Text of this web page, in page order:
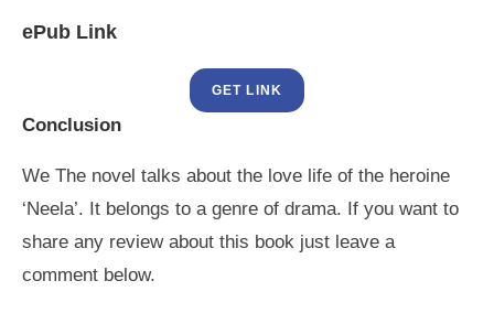
ePub Link
GET LINK
Conclusion
We The novel talks about the love life of the heroine
‘Neela’. It belongs to a genre of drama. If you want to
share any review about this book just leave a
comment below.